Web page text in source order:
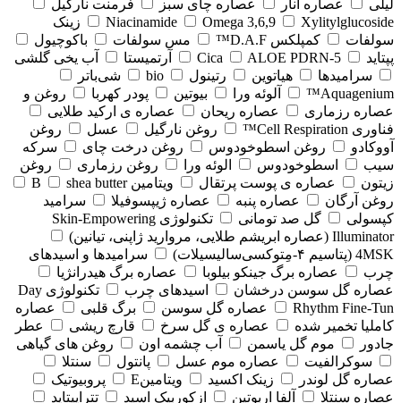
لیلی
عصاره انار عصاره چای سبز
فرمنت نارگیل
Niacinamide
Omega 3,6,9 Xylitylglucoside
زینک
سولفات
کمپلکس D.A.F™ مس سولفات
باکوچیول
پپتاید
5-Cica
ALOE PDRN آرتمیستا
آب یخی گلشی
سرامیدها
هیاتوین رتینول bio
شی‌باتر
Aquagenium™
آلوئه ورا بیوتین پودر کهربا
روغن و
عصاره رزماری
عصاره ریحان
عصاره ی ارکید طلایی
فناوری Cell Respiration™
روغن نارگیل عسل
روغن
آووکادو
روغن اسطوخودوس روغن درخت چای
سرکه
سیب
اسطوخودوس الوئه ورا روغن رزماری
روغن
زیتون
عصاره ی پوست پرتقال ویتامین Bshea butter
روغن آرگان
عصاره پنبه عصاره ژیپسوفیلا
سرامید
کپسولی
گل صد تومانی
تکنولوژی Skin-Empowering
Illuminator (عصاره ابریشم طلایی، مروارید ژاپنی، تیانین)
4MSK (پتاسیم ۴‑مِتوکسی‌سالیسیلات)
سرامیدها و اسیدهای
چرب
عصاره برگ جینکو بیلوبا
عصاره برگ هیدرانژیا
عصاره گل سوسن درخشان
اسیدهای چرب
تکنولوژی Day
Rhythm Fine‑Tun
عصاره گل سوسن برگ قلبی
عصاره
کاملیا تخمیر شده
عصاره ی گل سرخ قارچ ریشی
عطر
جادور
موم گل یاسمن آب چشمه اون
روغن های گیاهی
سوکرالفیت
عصاره موم عسل پانتول
سنتلا
عصاره گل لوندر
زینک اکسید ویتامینE
پروبیوتیک
عصاره سنتلا
آلفا اربوتین ازکوربیک اسید تتراپپتاید